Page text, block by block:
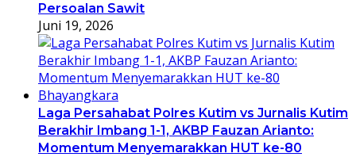
Persoalan Sawit
Juni 19, 2026
Laga Persahabat Polres Kutim vs Jurnalis Kutim
Berakhir Imbang 1-1, AKBP Fauzan Arianto:
Momentum Menyemarakkan HUT ke-80